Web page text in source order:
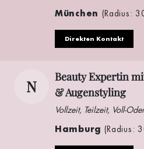
München (Radius:
Direkten Kontakt
N
Beauty Expertin
& Augenstyling
Vollzeit, Teilzeit, Voll-
Hamburg (Radius: